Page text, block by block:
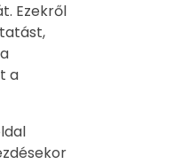
Ezekről
a